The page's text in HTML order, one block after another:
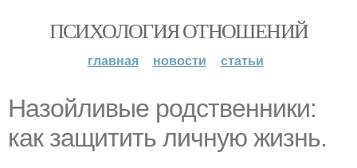
ПСИХОЛОГИЯ ОТНОШЕНИЙ
главная новости статьи
Назойливыe родствeнники:
как защитить личную жизнь.